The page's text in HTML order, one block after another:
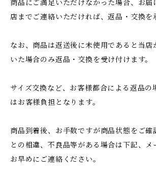
商品にご満足いただけなかった場合、お届
店までご連絡いただければ、返品・交換を
なお、商品は返送後に未使用であると当店
いた場合のみ返品・交換を受け付けます。
サイズ交換など、お客様都合による返品の
はお客様負担となります。
商品到着後、お手数ですが商品状態をご確
との相違、不良品等がある場合は下記、メ
お早めにご連絡ください。